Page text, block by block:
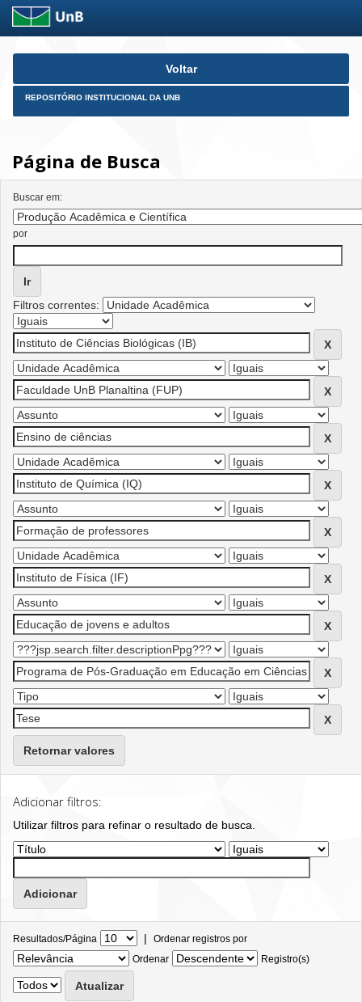
Skip
Voltar
REPOSITÓRIO INSTITUCIONAL DA UNB
Página de Busca
Buscar em:
por
Filtros correntes:
Retornar valores
Adicionar filtros:
Utilizar filtros para refinar o resultado de busca.
Resultados/Página | Ordenar registros por
Ordenar
Registro(s)